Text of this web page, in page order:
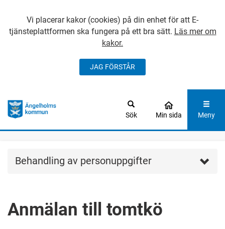
Vi placerar kakor (cookies) på din enhet för att E-
tjänsteplattformen ska fungera på ett bra sätt. Läs mer om
kakor.
JAG FÖRSTÅR
GÅ DIREKT TILL
Sök Min sida Meny
Behandling av personuppgifter
Anmälan till tomtkö